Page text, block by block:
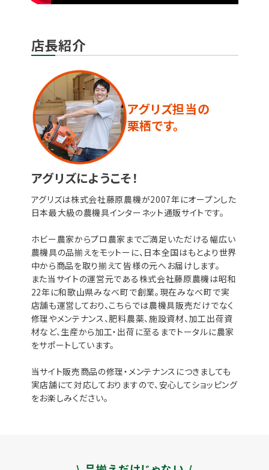
店長紹介
アグリズ担当の
栗栖です。
アグリズにようこそ！
アグリズは株式会社藤原農機が2007年にオープンした
日本最大級の農機具インターネット通販サイトです。
ホビー農家からプロ農家までご満足いただける幅広い
農機具の品揃えをモットーに、日本全国はもとより世界
中から商品を取り揃えて皆様の元へお届けします。
また当サイトの運営元である株式会社藤原農機は昭和
22年に和歌山県みなべ町で創業。現在みなべ町で実
店舗も運営しており、こちらでは農機具販売だけでなく
修理やメンテナンス、肥料農薬、施設資材、加工出荷資
材など、生産から加工・出荷に至るまでトータルに農家
をサポートしています。
当サイト販売商品の修理・メンテナンスにつきましても
実店舗にて対応しておりますので、安心してショッピング
をお楽しみください。